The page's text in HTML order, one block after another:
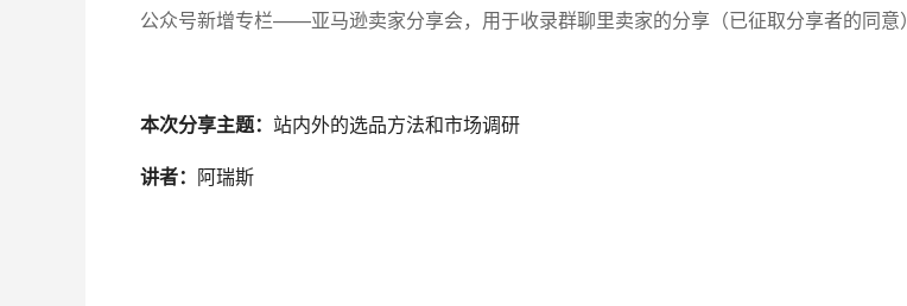
公众号新增专栏——亚马逊卖家分享会，用于收录群聊里卖家的分享（已征取分享者的同意）
本次分享主题： 站内外的选品方法和市场调研
讲者： 阿瑞斯